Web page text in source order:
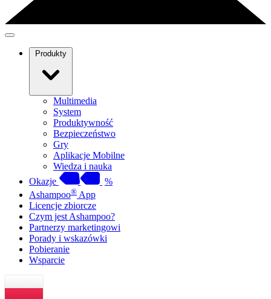
Produkty
Multimedia
System
Produktywność
Bezpieczeństwo
Gry
Aplikacje Mobilne
Wiedza i nauka
Okazje
%
Ashampoo® App
Licencje zbiorcze
Czym jest Ashampoo?
Partnerzy marketingowi
Porady i wskazówki
Pobieranie
Wsparcie